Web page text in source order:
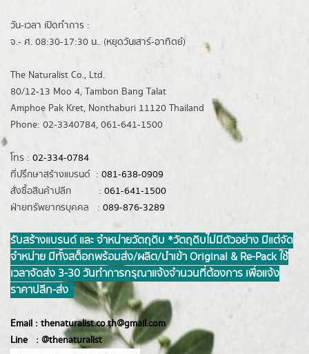
วัน-เวลา เปิดทำการ :
จ.- ศ. 08:30-17:30 น.. (หยุดวันเสาร์-อาทิตย์)
The Naturalist Co., Ltd.
80/12-13 Moo 4, Tambon Bang Talat
Amphoe Pak Kret, Nonthaburi 11120 Thailand
Phone: 02-3340784, 061-641-1500
โทร : 02-334-0784
ที่ปรึกษาสร้างแบรนด์ : 081-638-0909
สั่งซื้อสินค้าปลีก : 061-641-1500
ฝ่ายทรัพยากรบุคคล : 089-876-3289
รับสร้างแบรนด์ และ จำหน่ายวัตถุดิบ *วัตถุดิบไม่มีตัวอย่าง มีแต่จัด
จำหน่าย มีทั้งสต็อกพร้อมส่ง/ผลิต/นำเข้า Original & Re-Pack ใช้
เวลาจัดส่ง 3-30 วันทำการ กรุณาแจ้งจำนวนที่ต้องการ เพื่อแจ้ง
ราคาปลีก-ส่ง
Email : thenaturalist.co.th@gmail.com
Line : @thenaturalist